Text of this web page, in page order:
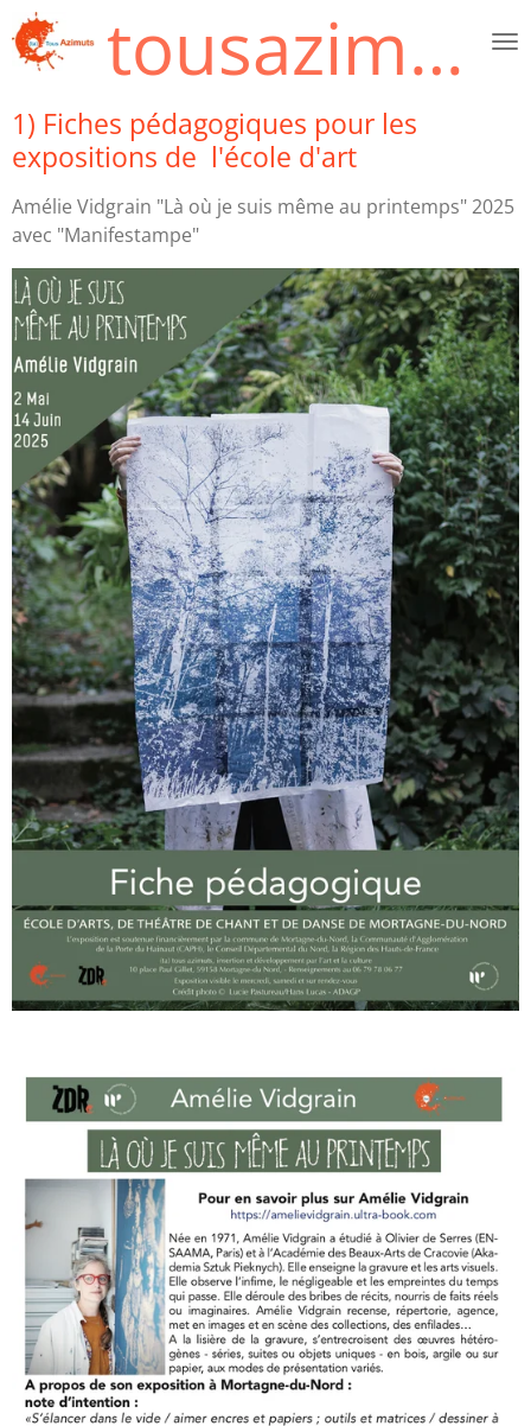
Passer
au
principal
tousazimuts.org
1) Fiches pédagogiques pour les
expositions de l'école d'art
Amélie Vidgrain "Là où je suis même au printemps" 2025
avec "Manifestampe"